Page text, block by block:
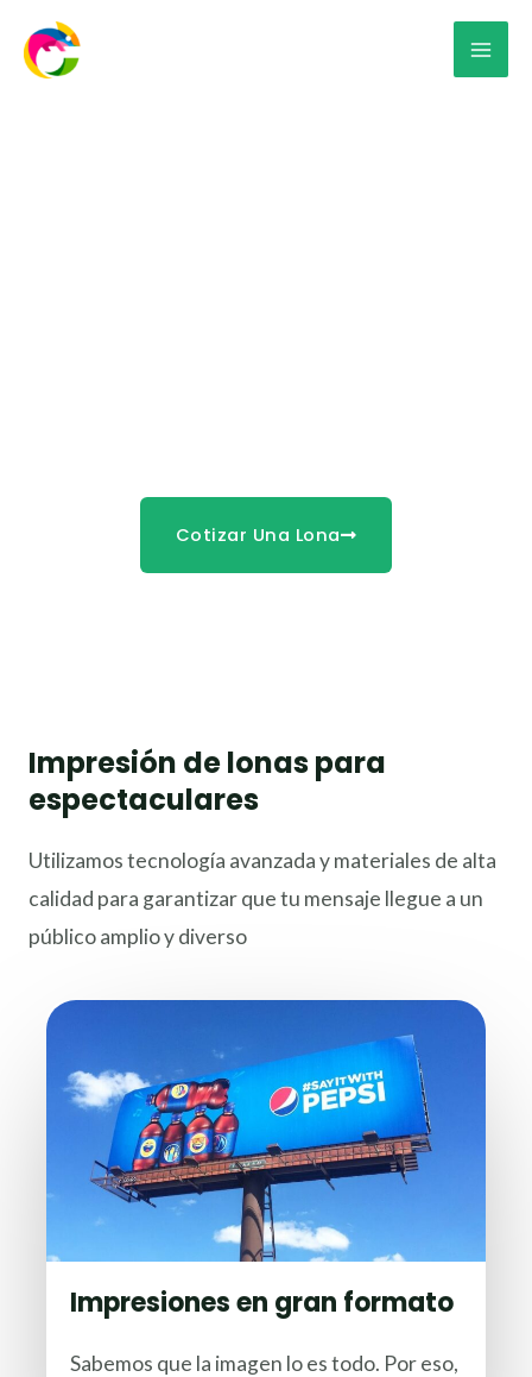
Cotizar Una Lona
Impresión de lonas para
espectaculares
Utilizamos tecnología avanzada y materiales de alta
calidad para garantizar que tu mensaje llegue a un
público amplio y diverso
Impresiones en gran formato
Sabemos que la imagen lo es todo. Por eso,